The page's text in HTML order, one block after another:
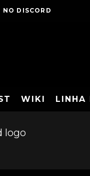
NO DISCORD
WIKI LINHA
logo